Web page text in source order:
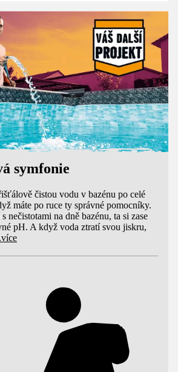
symfonie
čistou vodu v bazénu po celé
máte po ruce ty správné pomocníky.
nečistotami na dně bazénu, ta si zase
pH. A když voda ztratí svou jiskru,
více